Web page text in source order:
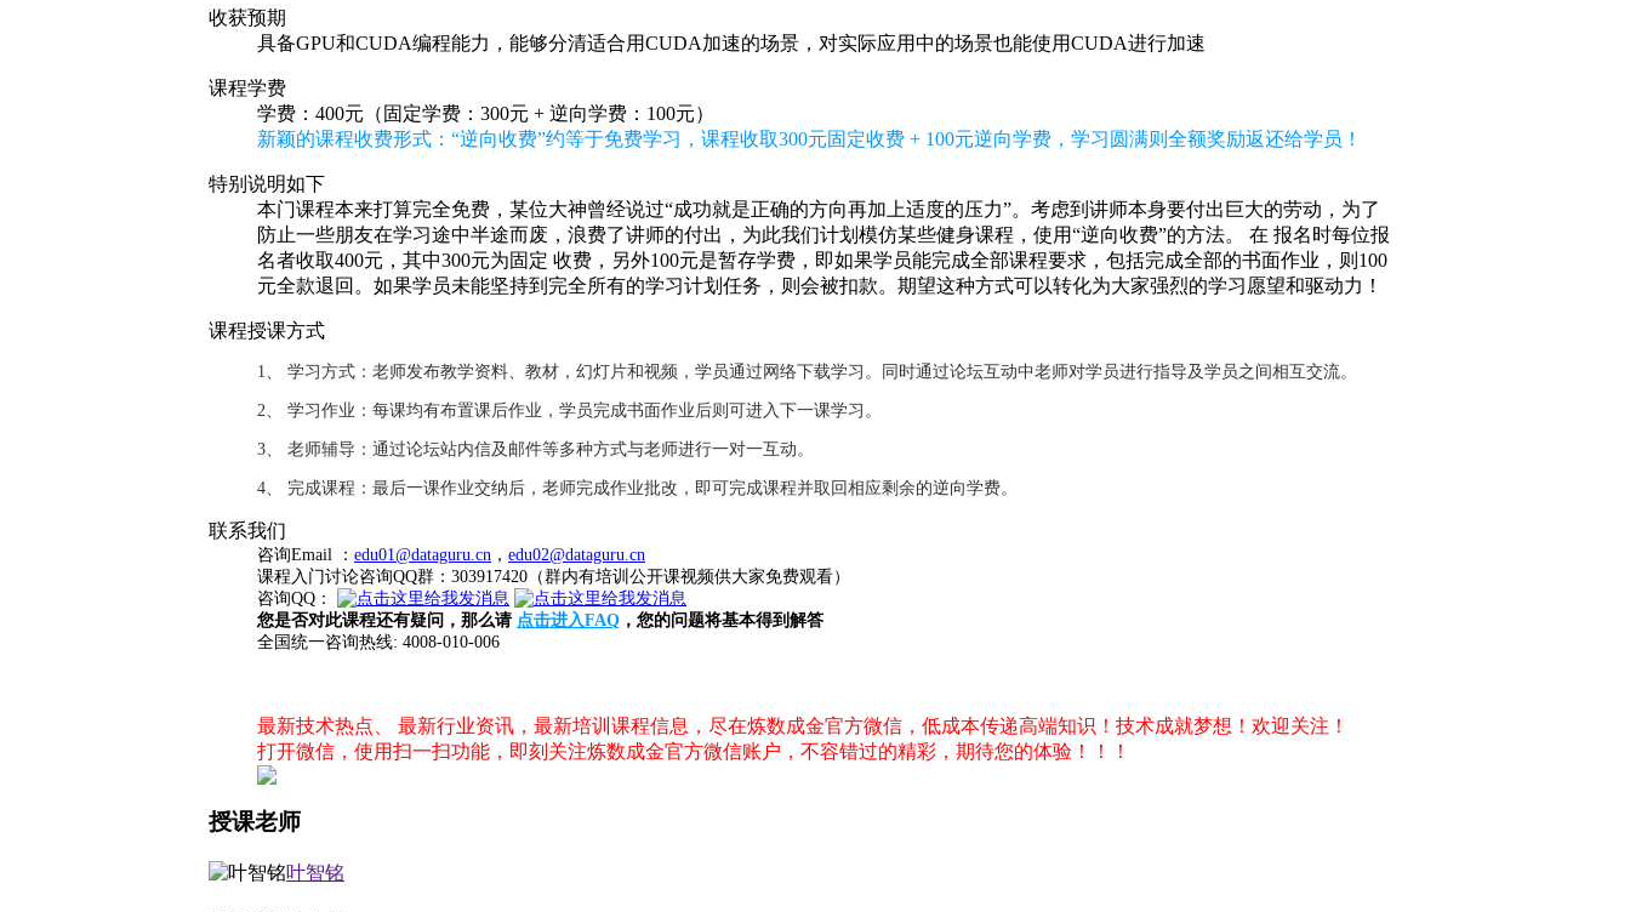
名者收取400元，其中300元为固定 收费，另外100元是暂存学费，即如果学员能完成全部课程要求，包括完成全部的书面作业，则100
元全款退回。如果学员未能坚持到完全所有的学习计划任务，则会被扣款。期望这种方式可以转化为大家强烈的学习愿望和驱动力！
课程授课方式
1、 学习方式：老师发布教学资料、教材，幻灯片和视频，学员通过网络下载学习。同时通过论坛互动中老师对学员进行指导及学员之间相互交流。
3、 老师辅导：通过论坛站内信及邮件等多种方式与老师进行一对一互动。
4、 完成课程：最后一课作业交纳后，老师完成作业批改，即可完成课程并取回相应剩余的逆向学费。
联系我们
课程入门讨论咨询QQ群：303917420（群内有培训公开课视频供大家免费观看）
您是否对此课程还有疑问，那么请
点击进入FAQ，您的问题将基本得到解答
全国统一咨询热线: 4008-010-006
最新技术热点、 最新行业资讯，最新培训课程信息，尽在炼数成金官方微信，低成本传递高端知识！技术成就梦想！欢迎关注！
授课老师
叶智铭
人工智能职业方向 - 进阶工具课
其他快班课程